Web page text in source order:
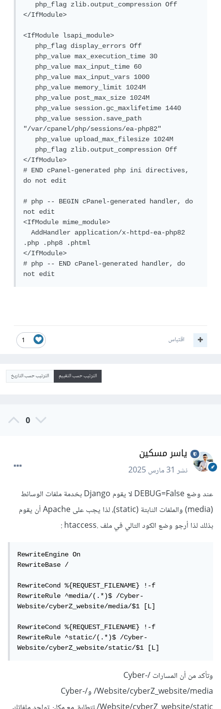
   php_flag zlib.output_compression Off
</IfModule>
<IfModule lsapi_module>
   php_flag display_errors Off
   php_value max_execution_time 30
   php_value max_input_time 60
   php_value max_input_vars 1000
   php_value memory_limit 1024M
   php_value post_max_size 1024M
   php_value session.gc_maxlifetime 1440
   php_value session.save_path
"/var/cpanel/php/sessions/ea-php82"
   php_value upload_max_filesize 1024M
   php_flag zlib.output_compression Off
</IfModule>
# END cPanel-generated php ini directives,
do not edit
# php -- BEGIN cPanel-generated handler, do
not edit
<IfModule mime_module>
  AddHandler application/x-httpd-ea-php82
.php .php8 .phtml
</IfModule>
# php -- END cPanel-generated handler, do
1 اقتباس
الترتيب حسب التقييم الترتيب حسب التاريخ
0
ياسر مسكين
نشر31 مارس 2025
عند وضع DEBUG=False لا يقوم Django بخدمة ملفات الوسائط
(media) والملفات الثابتة (static)، لذا يجب على Apache أن يقوم
بذلك لذا أرجو وضع الكود التالي في ملف .htaccess
RewriteEngine On
RewriteBase /
RewriteCond %{REQUEST_FILENAME} !-f
RewriteRule ^media/(.*)$ /Cyber-
Website/cyberZ_website/media/$1 [L]
RewriteCond %{REQUEST_FILENAME} !-f
RewriteRule ^static/(.*)$ /Cyber-
Website/cyberZ_website/static/$1 [L]
وتأكد من أن المسارات /Cyber-
Website/cyberZ_website/media/ و/Cyber-